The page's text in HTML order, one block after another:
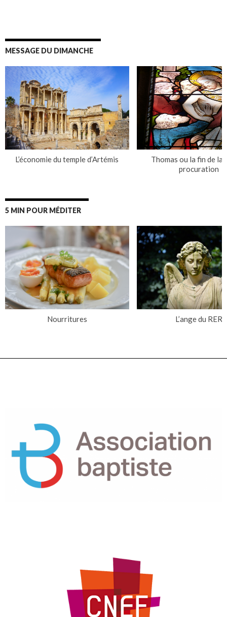
MESSAGE DU DIMANCHE
L’économie du temple d’Artémis
Thomas ou la fin de la
procuration
5 MIN POUR MÉDITER
Nourritures L’ange du RER